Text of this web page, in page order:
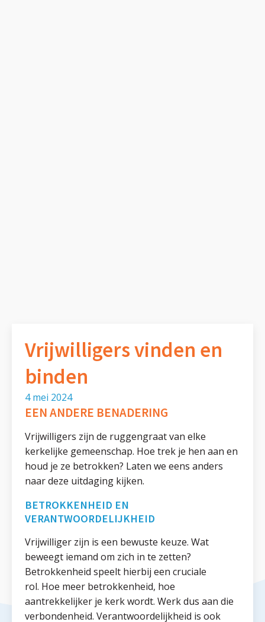
Vrijwilligers vinden en
binden
4 mei 2024
EEN ANDERE BENADERING
Vrijwilligers zijn de ruggengraat van elke
kerkelijke gemeenschap. Hoe trek je hen aan en
houd je ze betrokken? Laten we eens anders
naar deze uitdaging kijken.
BETROKKENHEID EN
VERANTWOORDELIJKHEID
Vrijwilliger zijn is een bewuste keuze. Wat
beweegt iemand om zich in te zetten?
Betrokkenheid speelt hierbij een cruciale
rol. Hoe meer betrokkenheid, hoe
aantrekkelijker je kerk wordt. Werk dus aan die
verbondenheid. Verantwoordelijkheid is ook